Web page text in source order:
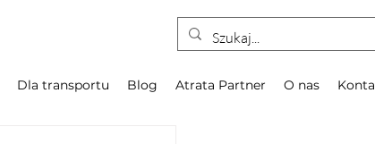
Dla transportu Blog Atrata Partner O nas